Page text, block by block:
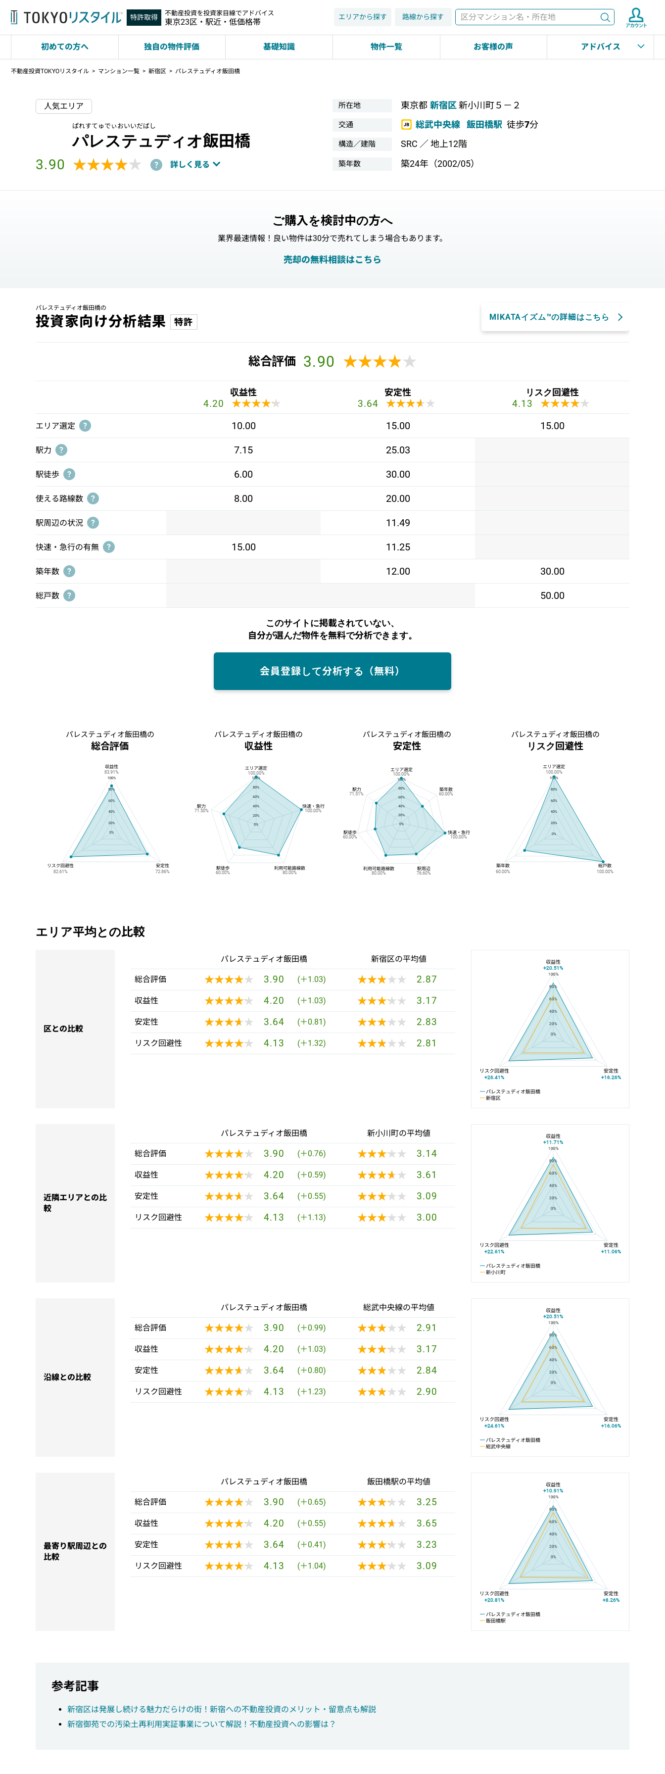
特許取得 不動産投資を投資家目線でアドバイス
東京23区・駅近・低価格帯
検索
エリアから探す 路線から探す
初めての方へ 独自の物件評価 基礎知識 物件一覧 お客様の声 アドバイス
不動産投資TOKYOリスタイル マンション一覧 新宿区 パレステュディオ飯田橋
人気エリア
ぱれすてゅでぃおいいだばし
パレステュディオ飯田橋
3.90 ★★★★★
★★★★★ ? 詳しく見る
所在地 東京都 新宿区 新小川町５－２
交通 総武中央線 飯田橋駅 徒歩7分
構造／建階 SRC ／ 地上12階
築年数 築24年（2002/05）
ご購入を検討中の方へ
業界最速情報！良い物件は30分で売れてしまう場合もあります。
売却の無料相談はこちら
パレステュディオ飯田橋の
投資家向け分析結果 特許 MIKATAイズム™の詳細はこちら
総合評価 3.90 ★★★★★
★★★★★
収益性
4.20 ★★★★★
★★★★★
安定性
3.64 ★★★★★
★★★★★
リスク回避性
4.13 ★★★★★
★★★★★
エリア選定 ? 10.00 15.00 15.00
駅力 ? 7.15 25.03
駅徒歩 ? 6.00 30.00
使える路線数 ? 8.00 20.00
駅周辺の状況 ? 11.49
快速・急行の有無 ? 15.00 11.25
築年数 ? 12.00 30.00
総戸数 ? 50.00
このサイトに掲載されていない、
自分が選んだ物件を無料で分析できます。
会員登録して分析する（無料）
パレステュディオ飯田橋の
総合評価
パレステュディオ飯田橋の総合評価
100%
80%
60%
40%
20%
0%
収益性
83.91%
リスク回避性
82.61%
安定性
72.86%
パレステュディオ飯田橋の
収益性
パレステュディオ飯田橋の収益性
100%
80%
60%
40%
20%
0%
エリア選定
100.00%
駅力
71.50%
駅徒歩
60.00%
利用可能路線数
80.00%
快速・急行
100.00%
パレステュディオ飯田橋の
安定性
100%
80%
60%
40%
20%
0%
エリア選定
100.00%
駅力
71.51%
駅徒歩
60.00%
利用可能路線数
80.00%
駅周辺
76.60%
快速・急行
100.00%
築年数
60.00%
パレステュディオ飯田橋の
リスク回避性
パレステュディオ飯田橋のリスク回避性
100%
80%
60%
40%
20%
0%
エリア選定
100.00%
築年数
60.00%
総戸数
100.00%
エリア平均との比較
区との比較
パレステュディオ飯田橋 新宿区の平均値
総合評価 ★★★★★
★★★★★ 3.90 (＋1.03) ★★★★★
★★★★★ 2.87
収益性 ★★★★★
★★★★★ 4.20 (＋1.03) ★★★★★
★★★★★ 3.17
安定性 ★★★★★
★★★★★ 3.64 (＋0.81) ★★★★★
★★★★★ 2.83
リスク回避性 ★★★★★
★★★★★ 4.13 (＋1.32) ★★★★★
★★★★★ 2.81
パレステュディオ飯田橋と新宿区の平均値の総合評価の比較
100%
80%
60%
40%
20%
0%
パレステュディオ飯田橋
新宿区
収益性
+20.51%
リスク回避性
+26.41%
安定性
+16.26%
近隣エリアとの比
較
パレステュディオ飯田橋 新小川町の平均値
総合評価 ★★★★★
★★★★★ 3.90 (＋0.76) ★★★★★
★★★★★ 3.14
収益性 ★★★★★
★★★★★ 4.20 (＋0.59) ★★★★★
★★★★★ 3.61
安定性 ★★★★★
★★★★★ 3.64 (＋0.55) ★★★★★
★★★★★ 3.09
リスク回避性 ★★★★★
★★★★★ 4.13 (＋1.13) ★★★★★
★★★★★ 3.00
パレステュディオ飯田橋と新小川町の平均値の総合評価の比較
100%
80%
60%
40%
20%
0%
パレステュディオ飯田橋
新小川町
収益性
+11.71%
リスク回避性
+22.61%
安定性
+11.06%
沿線との比較
パレステュディオ飯田橋 総武中央線の平均値
総合評価 ★★★★★
★★★★★ 3.90 (＋0.99) ★★★★★
★★★★★ 2.91
収益性 ★★★★★
★★★★★ 4.20 (＋1.03) ★★★★★
★★★★★ 3.17
安定性 ★★★★★
★★★★★ 3.64 (＋0.80) ★★★★★
★★★★★ 2.84
リスク回避性 ★★★★★
★★★★★ 4.13 (＋1.23) ★★★★★
★★★★★ 2.90
パレステュディオ飯田橋と総武中央線の平均値の総合評価の比較
100%
80%
60%
40%
20%
0%
パレステュディオ飯田橋
総武中央線
収益性
+20.51%
リスク回避性
+24.61%
安定性
+16.06%
最寄り駅周辺との
比較
パレステュディオ飯田橋 飯田橋駅の平均値
総合評価 ★★★★★
★★★★★ 3.90 (＋0.65) ★★★★★
★★★★★ 3.25
収益性 ★★★★★
★★★★★ 4.20 (＋0.55) ★★★★★
★★★★★ 3.65
安定性 ★★★★★
★★★★★ 3.64 (＋0.41) ★★★★★
★★★★★ 3.23
リスク回避性 ★★★★★
★★★★★ 4.13 (＋1.04) ★★★★★
★★★★★ 3.09
パレステュディオ飯田橋と飯田橋駅の平均値の総合評価の比較
100%
80%
60%
40%
20%
0%
パレステュディオ飯田橋
飯田橋駅
収益性
+10.91%
リスク回避性
+20.81%
安定性
+8.26%
参考記事
新宿区は発展し続ける魅力だらけの街！新宿への不動産投資のメリット・留意点も解説
新宿御苑での汚染土再利用実証事業について解説！不動産投資への影響は？